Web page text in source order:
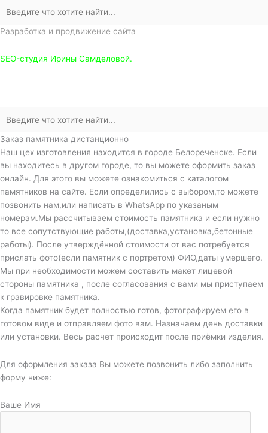
Разработка и продвижение сайта
SEO-студия Ирины Самделовой.
Заказ памятника дистанционно
Наш цех изготовления находится в городе Белореченске. Если
вы находитесь в другом городе, то вы можете оформить заказ
онлайн. Для этого вы можете ознакомиться с каталогом
памятников на сайте. Если определились с выбором,то можете
позвонить нам,или написать в WhatsApp по указаным
номерам.Мы рассчитываем стоимость памятника и если нужно
то все сопутствующие работы,(доставка,установка,бетонные
работы). После утверждённой стоимости от вас потребуется
прислать фото(если памятник с портретом) ФИО,даты умершего.
Мы при необходимости можем составить макет лицевой
стороны памятника , после согласования с вами мы приступаем
к гравировке памятника.
Когда памятник будет полностью готов, фотографируем его в
готовом виде и отправляем фото вам. Назначаем день доставки
или установки. Весь расчет происходит после приёмки изделия.
Для оформления заказа Вы можете позвонить либо заполнить
форму ниже:
Ваше Имя